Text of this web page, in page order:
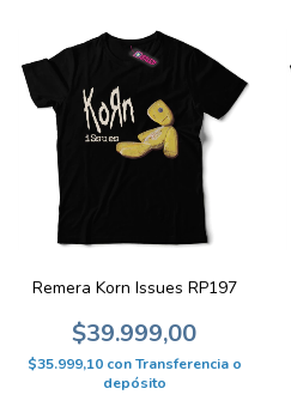
Remera Korn Issues RP197
$39.999,00
$35.999,10 con Transferencia o
depósito